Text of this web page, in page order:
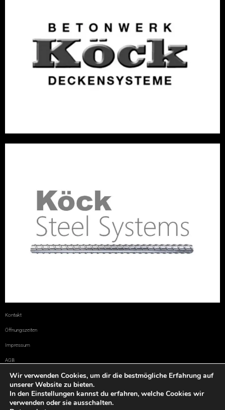
Kontakt
Öffnungszeiten
Impressum
AGB
Datenschutz
Wir verwenden Cookies, um dir die bestmögliche Erfahrung auf
unserer Website zu bieten.
In den Einstellungen kannst du erfahren, welche Cookies wir
verwenden oder sie ausschalten.